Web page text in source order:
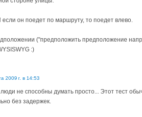
он поедет по маршруту, то поедет влево.
("предположить предположение
:)
2009 г. в 14:53
не способны думать просто... Этот тест
без задержек.